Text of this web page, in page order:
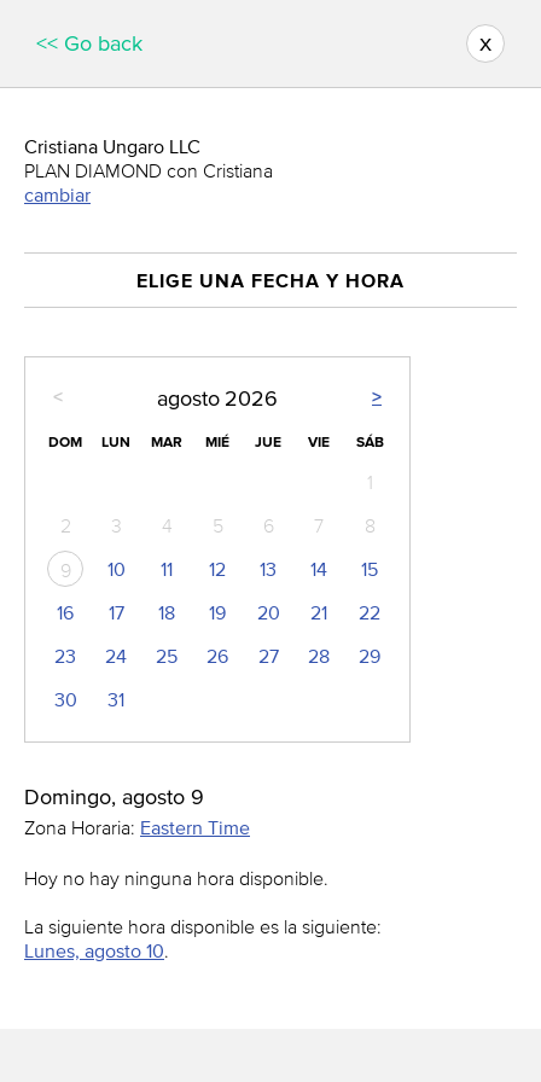
<< Go back x
Cristiana Ungaro LLC
PLAN DIAMOND con Cristiana
cambiar
ELIGE UNA FECHA Y HORA
< >
agosto 2026
DOM LUN MAR MIÉ JUE VIE SÁB
1
2
3 4 5 6 7 8
9 10 11 12 13 14
15
16
17 18 19 20 21
22
23
24 25 26 27 28
29
30
31
Domingo, agosto 9
Zona Horaria: Eastern Time
Hoy no hay ninguna hora disponible.
La siguiente hora disponible es la siguiente:
Lunes, agosto 10.